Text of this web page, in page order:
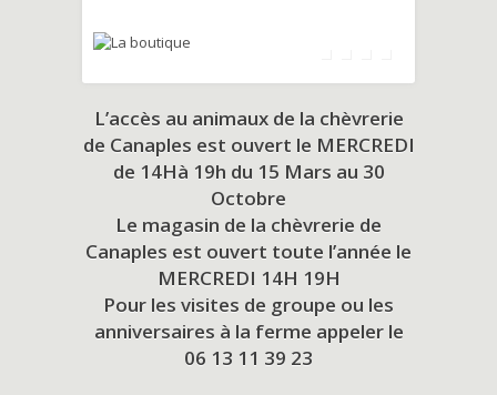
L’accès au animaux de la chèvrerie
de Canaples est ouvert le MERCREDI
de 14Hà 19h du 15 Mars au 30
Octobre
Le magasin de la chèvrerie de
Canaples est ouvert toute l’année le
MERCREDI 14H 19H
Pour les visites de groupe ou les
anniversaires à la ferme appeler le
06 13 11 39 23